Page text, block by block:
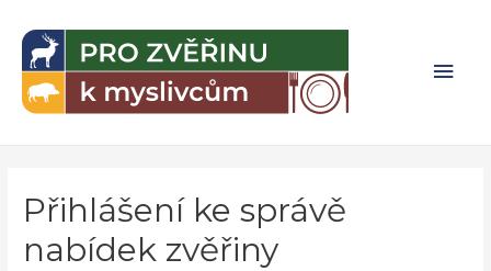
obsah
Přihlášení ke správě
nabídek zvěřiny